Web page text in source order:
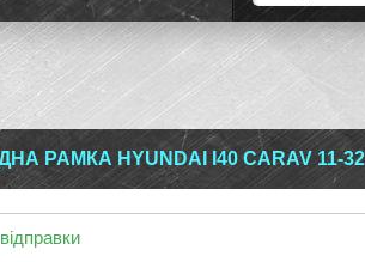
РАМКА HYUNDAI I40 CARAV 11-